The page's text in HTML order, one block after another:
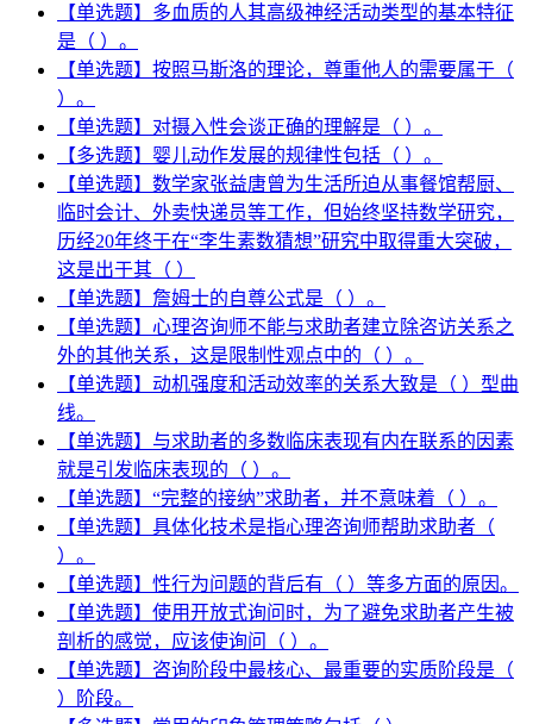
【单选题】多血质的人其高级神经活动类型的基本特征
是（ ）。
【单选题】按照马斯洛的理论，尊重他人的需要属于（
）。
【单选题】对摄入性会谈正确的理解是（ ）。
【多选题】婴儿动作发展的规律性包括（ ）。
【单选题】数学家张益唐曾为生活所迫从事餐馆帮厨、
临时会计、外卖快递员等工作，但始终坚持数学研究，
历经20年终于在“李生素数猜想”研究中取得重大突破，
这是出于其（ ）
【单选题】詹姆士的自尊公式是（ ）。
【单选题】心理咨询师不能与求助者建立除咨访关系之
外的其他关系，这是限制性观点中的（ ）。
【单选题】动机强度和活动效率的关系大致是（ ）型曲
线。
【单选题】与求助者的多数临床表现有内在联系的因素
就是引发临床表现的（ ）。
【单选题】“完整的接纳”求助者，并不意味着（ ）。
【单选题】具体化技术是指心理咨询师帮助求助者（
）。
【单选题】性行为问题的背后有（ ）等多方面的原因。
【单选题】使用开放式询问时，为了避免求助者产生被
剖析的感觉，应该使询问（ ）。
【单选题】咨询阶段中最核心、最重要的实质阶段是（
）阶段。